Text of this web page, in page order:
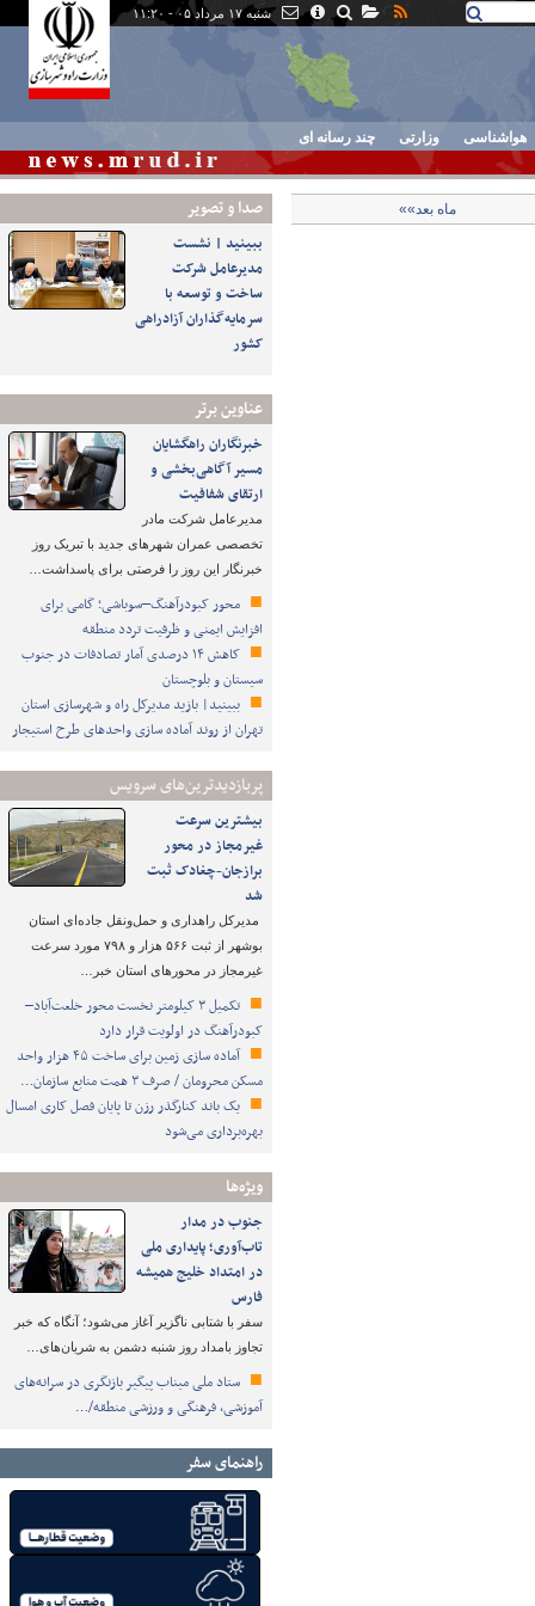
شنبه ۱۷ مرداد ۰۵ - ۱۱:۲۰
هواشناسی وزارتی چند رسانه ای
صدا و تصوير
ببینید | نشست
مدیرعامل شرکت
ساخت و توسعه با
سرمایه‌گذاران آزادراهی
کشور
عناوین برتر
خبرنگاران راهگشایان
مسیر آگاهی‌بخشی و
ارتقای شفافیت
مدیرعامل شرکت مادر
تخصصی عمران شهرهای جدید با تبریک روز
خبرنگار این روز را فرصتی برای پاسداشت…
محور کبودرآهنگ–سوباشی؛ گامی برای
افزایش ایمنی و ظرفیت تردد منطقه
کاهش ۱۴ درصدی آمار تصادفات در جنوب
سیستان و بلوچستان
ببینید| بازید مدیرکل راه و شهرسازی استان
تهران از روند آماده سازی واحدهای طرح استیجار
پربازدیدترین‌های سرویس
بیشترین سرعت
غیرمجاز در محور
برازجان-چغادک ثبت
شد
مدیرکل راهداری و حمل‌ونقل جاده‌ای استان
بوشهر از ثبت ۵۶۶ هزار و ۷۹۸ مورد سرعت
غیرمجاز در محورهای استان خبر…
تکمیل ۳ کیلومتر نخست محور خلعت‌آباد–
کبودرآهنگ در اولویت قرار دارد
آماده سازی زمین برای ساخت ۴۵ هزار واحد
مسکن محرومان / صرف ۳ همت منابع سازمان…
یک باند کنارگذر رزن تا پایان فصل کاری امسال
بهره‌برداری می‌شود
ویژه‌ها
جنوب در مدار
تاب‌آوری؛ پایداری ملی
در امتداد خلیج همیشه
فارس
سفر با شتابی ناگزیر آغاز می‌شود؛ آنگاه که خبر
تجاوز بامداد روز شنبه دشمن به شریان‌های…
ستاد ملی میناب پیگیر بازنگری در سرانه‌های
آموزشی، فرهنگی و ورزشی منطقه/…
راهنمای سفر
ماه بعد»»